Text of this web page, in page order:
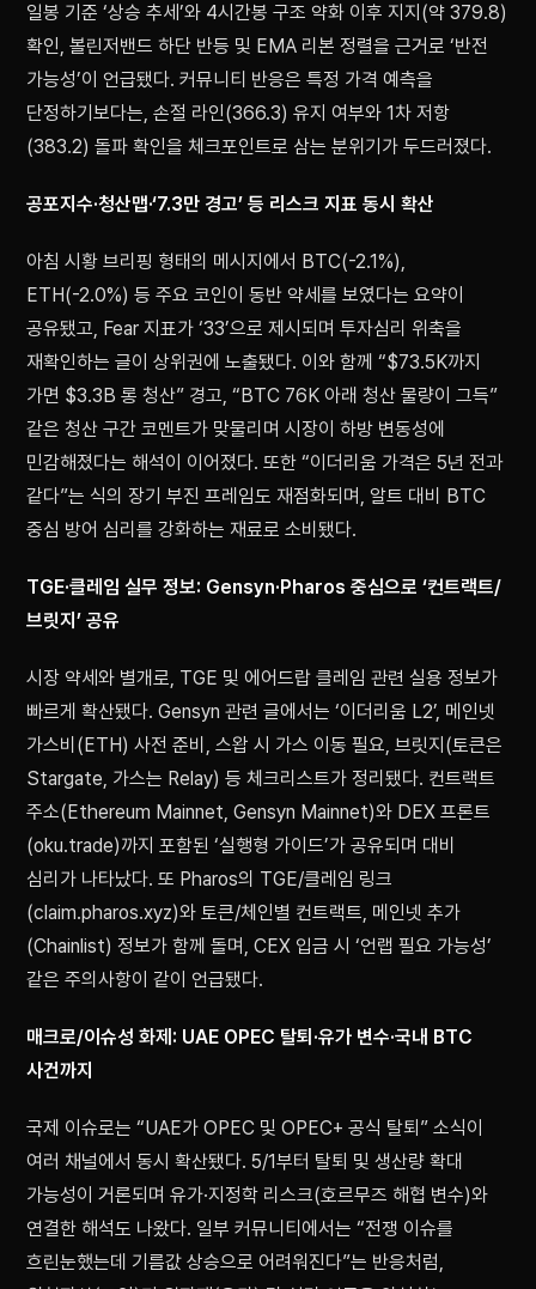
일봉 기준 ‘상승 추세’와 4시간봉 구조 약화 이후 지지(약 379.8)
확인, 볼린저밴드 하단 반등 및 EMA 리본 정렬을 근거로 ‘반전
가능성’이 언급됐다. 커뮤니티 반응은 특정 가격 예측을
단정하기보다는, 손절 라인(366.3) 유지 여부와 1차 저항
(383.2) 돌파 확인을 체크포인트로 삼는 분위기가 두드러졌다.
공포지수·청산맵·‘7.3만 경고’ 등 리스크 지표 동시 확산
아침 시황 브리핑 형태의 메시지에서 BTC(-2.1%),
ETH(-2.0%) 등 주요 코인이 동반 약세를 보였다는 요약이
공유됐고, Fear 지표가 ‘33’으로 제시되며 투자심리 위축을
재확인하는 글이 상위권에 노출됐다. 이와 함께 “$73.5K까지
가면 $3.3B 롱 청산” 경고, “BTC 76K 아래 청산 물량이 그득”
같은 청산 구간 코멘트가 맞물리며 시장이 하방 변동성에
민감해졌다는 해석이 이어졌다. 또한 “이더리움 가격은 5년 전과
같다”는 식의 장기 부진 프레임도 재점화되며, 알트 대비 BTC
중심 방어 심리를 강화하는 재료로 소비됐다.
TGE·클레임 실무 정보: Gensyn·Pharos 중심으로 ‘컨트랙트/
브릿지’ 공유
시장 약세와 별개로, TGE 및 에어드랍 클레임 관련 실용 정보가
빠르게 확산됐다. Gensyn 관련 글에서는 ‘이더리움 L2’, 메인넷
가스비(ETH) 사전 준비, 스왑 시 가스 이동 필요, 브릿지(토큰은
Stargate, 가스는 Relay) 등 체크리스트가 정리됐다. 컨트랙트
주소(Ethereum Mainnet, Gensyn Mainnet)와 DEX 프론트
(oku.trade)까지 포함된 ‘실행형 가이드’가 공유되며 대비
심리가 나타났다. 또 Pharos의 TGE/클레임 링크
(claim.pharos.xyz)와 토큰/체인별 컨트랙트, 메인넷 추가
(Chainlist) 정보가 함께 돌며, CEX 입금 시 ‘언랩 필요 가능성’
같은 주의사항이 같이 언급됐다.
매크로/이슈성 화제: UAE OPEC 탈퇴·유가 변수·국내 BTC
사건까지
국제 이슈로는 “UAE가 OPEC 및 OPEC+ 공식 탈퇴” 소식이
여러 채널에서 동시 확산됐다. 5/1부터 탈퇴 및 생산량 확대
가능성이 거론되며 유가·지정학 리스크(호르무즈 해협 변수)와
연결한 해석도 나왔다. 일부 커뮤니티에서는 “전쟁 이슈를
흐린눈했는데 기름값 상승으로 어려워진다”는 반응처럼,